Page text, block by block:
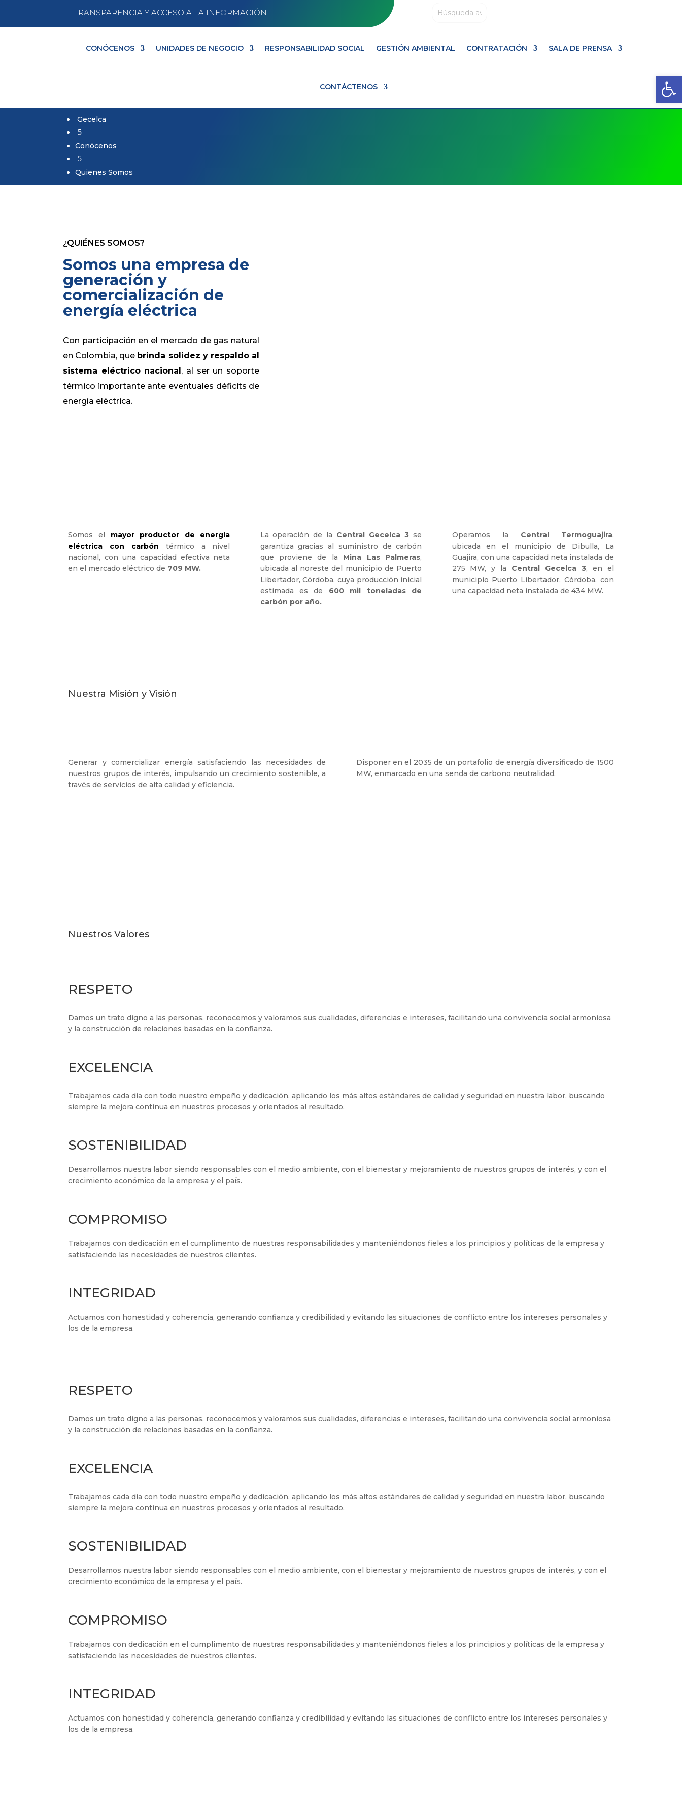
TRANSPARENCIA Y ACCESO A LA INFORMACIÓN
CONÓCENOS UNIDADES DE NEGOCIO RESPONSABILIDAD SOCIAL GESTIÓN AMBIENTAL CONTRATACIÓN SALA DE PRENSA
CONTÁCTENOS
Gecelca
5
Conócenos
5
Quienes Somos
¿QUIÉNES SOMOS?
Somos una empresa de
generación y
comercialización de
energía eléctrica
Con participación en el mercado de gas natural
en Colombia, que brinda solidez y respaldo al
sistema eléctrico nacional, al ser un soporte
térmico importante ante eventuales déficits de
energía eléctrica.
Somos el mayor productor de energía
eléctrica con carbón térmico a nivel
nacional, con una capacidad efectiva neta
en el mercado eléctrico de 709 MW.
La operación de la Central Gecelca 3 se
garantiza gracias al suministro de carbón
que proviene de la Mina Las Palmeras,
ubicada al noreste del municipio de Puerto
Libertador, Córdoba, cuya producción inicial
estimada es de 600 mil toneladas de
carbón por año.
Operamos la Central Termoguajira,
ubicada en el municipio de Dibulla, La
Guajira, con una capacidad neta instalada de
275 MW, y la Central Gecelca 3, en el
municipio Puerto Libertador, Córdoba, con
una capacidad neta instalada de 434 MW.
Nuestra Misión y Visión
Generar y comercializar energía satisfaciendo las necesidades de
nuestros grupos de interés, impulsando un crecimiento sostenible, a
través de servicios de alta calidad y eficiencia.
Disponer en el 2035 de un portafolio de energía diversificado de 1500
MW, enmarcado en una senda de carbono neutralidad.
Nuestros Valores
RESPETO
Damos un trato digno a las personas, reconocemos y valoramos sus cualidades, diferencias e intereses, facilitando una convivencia social armoniosa
y la construcción de relaciones basadas en la confianza.
EXCELENCIA
Trabajamos cada día con todo nuestro empeño y dedicación, aplicando los más altos estándares de calidad y seguridad en nuestra labor, buscando
siempre la mejora continua en nuestros procesos y orientados al resultado.
SOSTENIBILIDAD
Desarrollamos nuestra labor siendo responsables con el medio ambiente, con el bienestar y mejoramiento de nuestros grupos de interés, y con el
crecimiento económico de la empresa y el país.
COMPROMISO
Trabajamos con dedicación en el cumplimento de nuestras responsabilidades y manteniéndonos fieles a los principios y políticas de la empresa y
satisfaciendo las necesidades de nuestros clientes.
INTEGRIDAD
Actuamos con honestidad y coherencia, generando confianza y credibilidad y evitando las situaciones de conflicto entre los intereses personales y
los de la empresa.
RESPETO
Damos un trato digno a las personas, reconocemos y valoramos sus cualidades, diferencias e intereses, facilitando una convivencia social armoniosa
y la construcción de relaciones basadas en la confianza.
EXCELENCIA
Trabajamos cada día con todo nuestro empeño y dedicación, aplicando los más altos estándares de calidad y seguridad en nuestra labor, buscando
siempre la mejora continua en nuestros procesos y orientados al resultado.
SOSTENIBILIDAD
Desarrollamos nuestra labor siendo responsables con el medio ambiente, con el bienestar y mejoramiento de nuestros grupos de interés, y con el
crecimiento económico de la empresa y el país.
COMPROMISO
Trabajamos con dedicación en el cumplimento de nuestras responsabilidades y manteniéndonos fieles a los principios y políticas de la empresa y
satisfaciendo las necesidades de nuestros clientes.
INTEGRIDAD
Actuamos con honestidad y coherencia, generando confianza y credibilidad y evitando las situaciones de conflicto entre los intereses personales y
los de la empresa.